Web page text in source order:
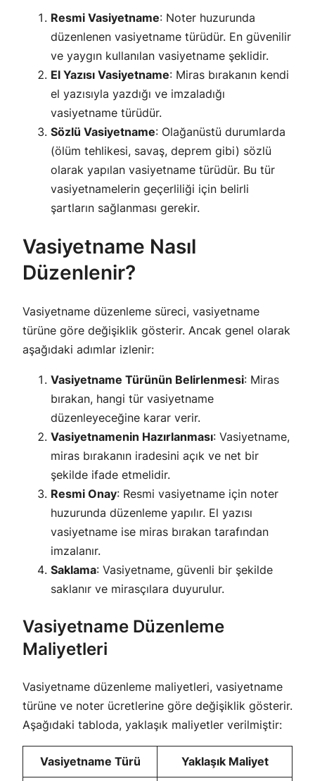
Resmi Vasiyetname: Noter huzurunda
düzenlenen vasiyetname türüdür. En güvenilir
ve yaygın kullanılan vasiyetname şeklidir.
El Yazısı Vasiyetname: Miras bırakanın kendi
el yazısıyla yazdığı ve imzaladığı
vasiyetname türüdür.
Sözlü Vasiyetname: Olağanüstü durumlarda
(ölüm tehlikesi, savaş, deprem gibi) sözlü
olarak yapılan vasiyetname türüdür. Bu tür
vasiyetnamelerin geçerliliği için belirli
şartların sağlanması gerekir.
Vasiyetname Nasıl
Düzenlenir?
Vasiyetname düzenleme süreci, vasiyetname
türüne göre değişiklik gösterir. Ancak genel olarak
aşağıdaki adımlar izlenir:
Vasiyetname Türünün Belirlenmesi: Miras
bırakan, hangi tür vasiyetname
düzenleyeceğine karar verir.
Vasiyetnamenin Hazırlanması: Vasiyetname,
miras bırakanın iradesini açık ve net bir
şekilde ifade etmelidir.
Resmi Onay: Resmi vasiyetname için noter
huzurunda düzenleme yapılır. El yazısı
vasiyetname ise miras bırakan tarafından
imzalanır.
Saklama: Vasiyetname, güvenli bir şekilde
saklanır ve mirasçılara duyurulur.
Vasiyetname Düzenleme
Maliyetleri
Vasiyetname düzenleme maliyetleri, vasiyetname
türüne ve noter ücretlerine göre değişiklik gösterir.
Aşağıdaki tabloda, yaklaşık maliyetler verilmiştir:
Vasiyetname Türü Yaklaşık Maliyet